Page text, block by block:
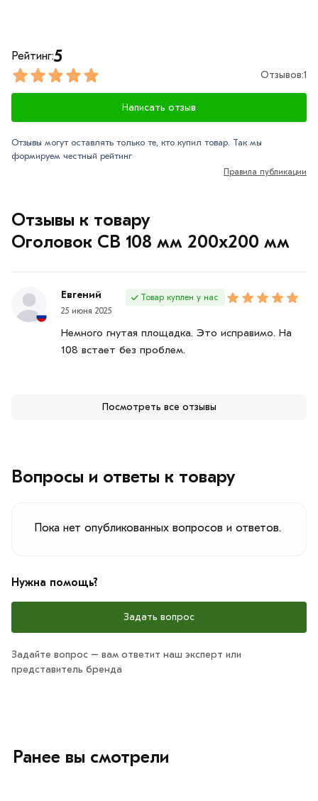
Отзывы к товару
Оголовок СВ 108 мм 200х200 мм
Евгений
25 июня 2025
Товар куплен у нас
Немного гнутая площадка. Это исправимо. На
108 встает без проблем.
Посмотреть все отзывы
Рейтинг:5
Отзывов:1
Написать отзыв
Отзывы могут оставлять только те, кто купил товар. Так мы
формируем честный рейтинг
Правила публикации
Вопросы и ответы к товару
Пока нет опубликованных вопросов и ответов.
Нужна помощь?
Задать вопрос
Задайте вопрос – вам ответит наш эксперт или
представитель бренда
Ранее вы смотрели